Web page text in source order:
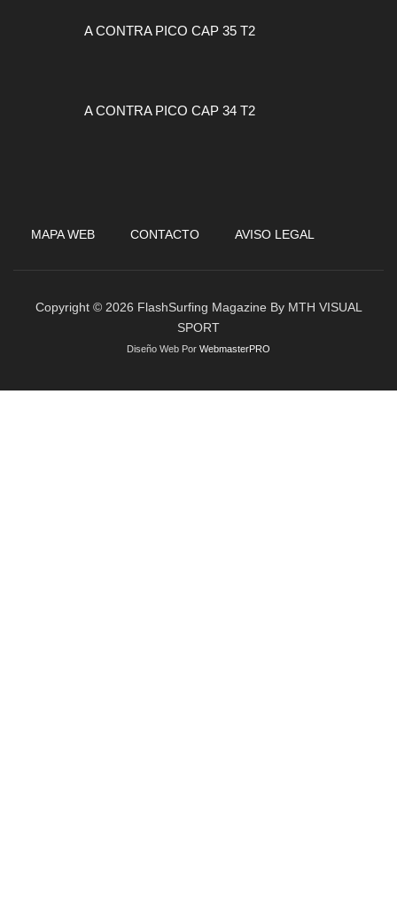
A CONTRA PICO CAP 35 T2
A CONTRA PICO CAP 34 T2
MAPA WEB CONTACTO AVISO LEGAL
Copyright © 2026 FlashSurfing Magazine By MTH VISUAL
SPORT
Diseño Web Por WebmasterPRO